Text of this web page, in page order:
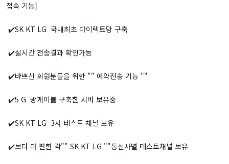
접속 기능]
✔️SK KT LG 국내최초 다이렉트망 구축
✔️실시간 전송결과 확인가능
✔️바쁘신 회원분들을 위한 "" 예약전송 기능 ""
✔️5 G 광케이블 구축한 서버 보유중
✔️SK KT LG 3사 테스트 채널 보유
✔️보다 더 편한 각"" SK KT LG ""통신사별 테스트채널 보유